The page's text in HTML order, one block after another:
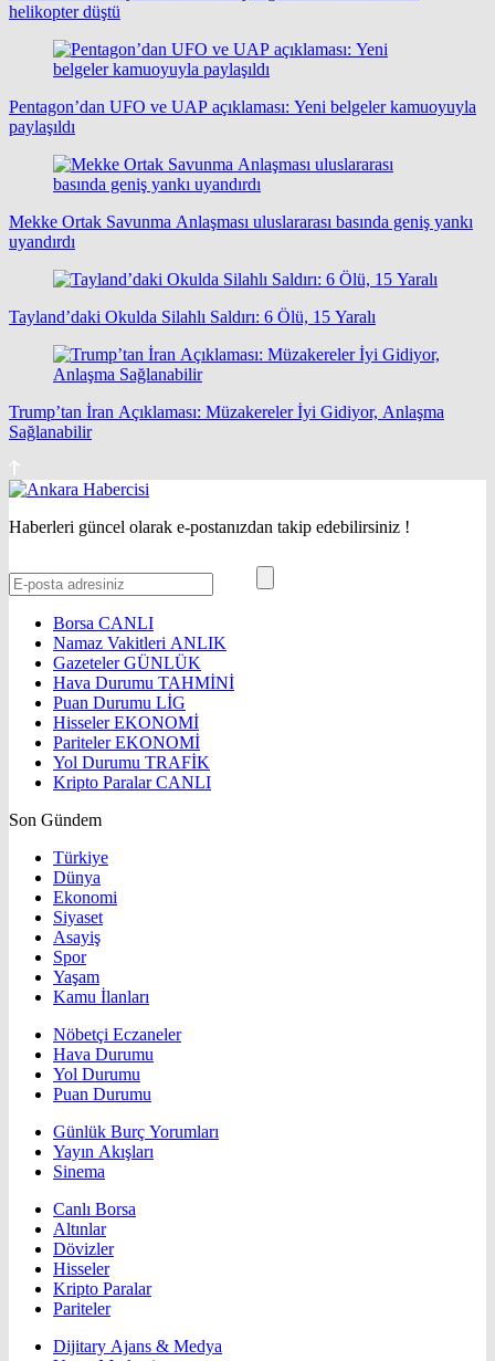
helikopter düştü
Pentagon’dan UFO ve UAP açıklaması: Yeni belgeler kamuoyuyla
paylaşıldı
Mekke Ortak Savunma Anlaşması uluslararası basında geniş yankı
uyandırdı
Tayland’daki Okulda Silahlı Saldırı: 6 Ölü, 15 Yaralı
Trump’tan İran Açıklaması: Müzakereler İyi Gidiyor, Anlaşma
Sağlanabilir
Haberleri güncel olarak e-postanızdan takip edebilirsiniz !
Borsa CANLI
Namaz Vakitleri ANLIK
GazetelerGÜNLÜK
Hava Durumu TAHMİNİ
Puan Durumu LİG
HisselerEKONOMİ
ParitelerEKONOMİ
Yol Durumu TRAFİK
Kripto ParalarCANLI
Son Gündem
Türkiye
Dünya
Ekonomi
Siyaset
Asayiş
Spor
Yaşam
Kamu İlanları
Nöbetçi Eczaneler
Hava Durumu
Yol Durumu
Puan Durumu
Günlük Burç Yorumları
Yayın Akışları
Sinema
Canlı Borsa
Altınlar
Dövizler
Hisseler
Kripto Paralar
Pariteler
Dijitary Ajans & Medya